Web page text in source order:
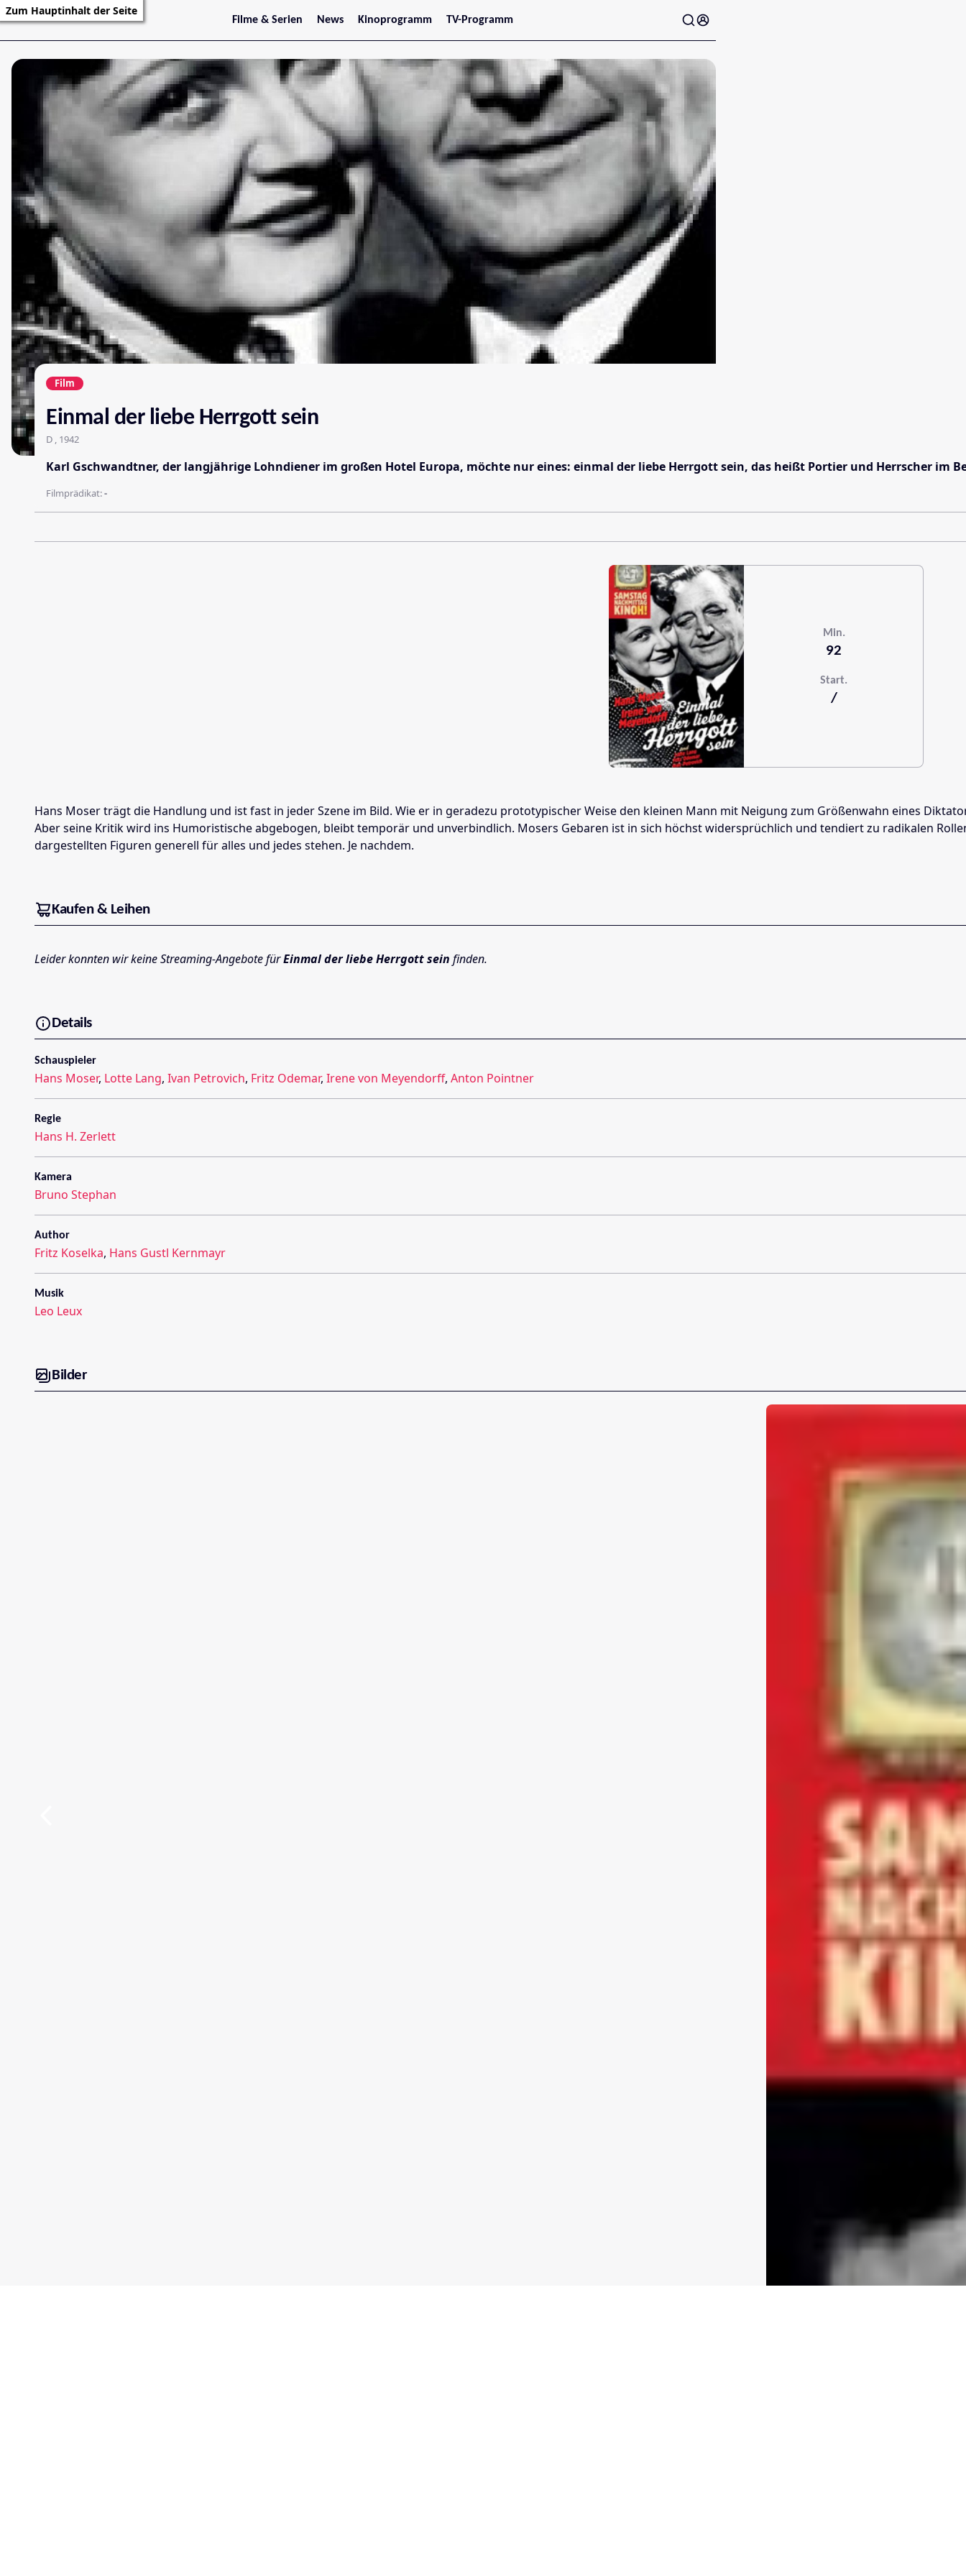
Zum Hauptinhalt der Seite
Filme & Serien
Trailer
Filmarchiv
Serienarchiv
News
Stars
Kinoprogramm
Jetzt im Kino
Niederösterreich
Oberösterreich
Steiermark
Burgenland
Kärnten
Salzburg
Tirol
TV-Programm
Film
Einmal der liebe Herrgott sein
D , 1942
Karl Gschwandtner, der langjährige Lohndiener im großen Hotel Europa, möchte nur eines: einmal der liebe Herrgott sein, das heißt Portier und Herrscher im
Filmprädikat:-
Min.
92
Start.
/
Hans Moser trägt die Handlung und ist fast in jeder Szene im Bild. Wie er in geradezu prototypischer Weise den kleinen Mann mit Neigung zum Größenwahn eines
Aber seine Kritik wird ins Humoristische abgebogen, bleibt temporär und unverbindlich. Mosers Gebaren ist in sich höchst widersprüchlich und tendiert zu radikalen
dargestellten Figuren generell für alles und jedes stehen. Je nachdem.
Kaufen & Leihen
Leider konnten wir keine Streaming-Angebote fürEinmal der liebe Herrgott sein finden.
Details
Schauspieler
Hans Moser, Lotte Lang, Ivan Petrovich, Fritz Odemar, Irene von Meyendorff, Anton Pointner
Regie
Hans H. Zerlett
Kamera
Bruno Stephan
Author
Fritz Koselka, Hans Gustl Kernmayr
Musik
Leo Leux
Bilder